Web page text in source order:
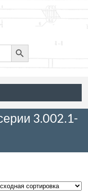
Search
Button
3.002.1-